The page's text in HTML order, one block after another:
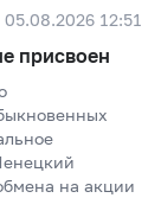
05.08.2026 12:51
присвоен
на акции